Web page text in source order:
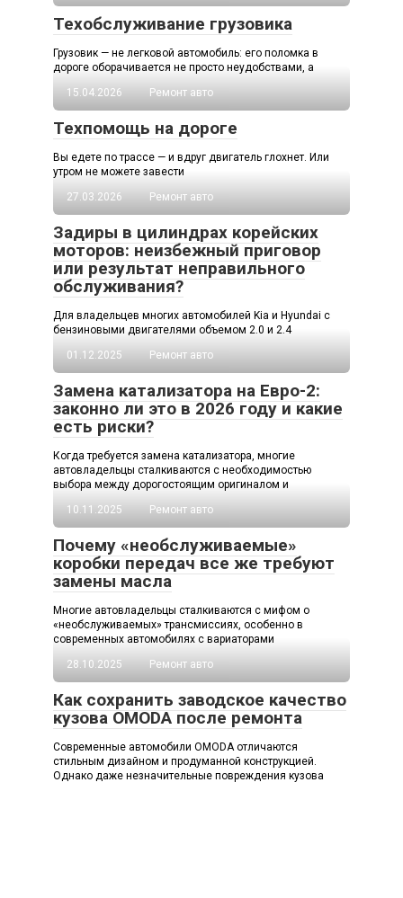
Техобслуживание грузовика
Грузовик — не легковой автомобиль: его поломка в
дороге оборачивается не просто неудобствами, а
15.04.2026
Ремонт авто
Техпомощь на дороге
Вы едете по трассе — и вдруг двигатель глохнет. Или
утром не можете завести
27.03.2026
Ремонт авто
Задиры в цилиндрах корейских
моторов: неизбежный приговор
или результат неправильного
обслуживания?
Для владельцев многих автомобилей Kia и Hyundai с
бензиновыми двигателями объемом 2.0 и 2.4
01.12.2025
Ремонт авто
Замена катализатора на Евро-2:
законно ли это в 2026 году и какие
есть риски?
Когда требуется замена катализатора, многие
автовладельцы сталкиваются с необходимостью
выбора между дорогостоящим оригиналом и
10.11.2025
Ремонт авто
Почему «необслуживаемые»
коробки передач все же требуют
замены масла
Многие автовладельцы сталкиваются с мифом о
«необслуживаемых» трансмиссиях, особенно в
современных автомобилях с вариаторами
28.10.2025
Ремонт авто
Как сохранить заводское качество
кузова OMODA после ремонта
Современные автомобили OMODA отличаются
стильным дизайном и продуманной конструкцией.
Однако даже незначительные повреждения кузова